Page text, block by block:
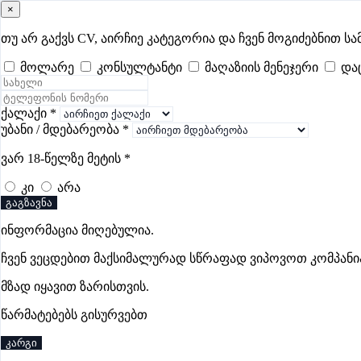
samushao
შესვლა
ყველა - 495 Remote Worldwide - 295 დღევანდელი - 1
ლოჯისტიკის ვაკანსიები ზესტაფონში
ვაკანსიები არ მოიძებნა „ლოჯისტიკის ვაკანსიები
გოუნეტი
პრემიუმი
×
თუ არ გაქვს CV, აირჩიე კატეგორია და ჩვენ მოგიძებნით
მოლარე კონსულტანტი მაღაზიის მენეჯერი
ქალაქი *
უბანი / მდებარეობა *
ვარ 18-წელზე მეტის *
კი არა
გაგზავნა
ინფორმაცია მიღებულია.
ჩვენ ვეცდებით მაქსიმალურად სწრაფად ვიპოვოთ
მზად იყავით ზარისთვის.
წარმატებებს გისურვებთ
კარგი